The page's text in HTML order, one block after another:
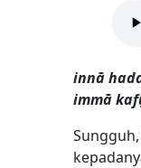
innā
immā